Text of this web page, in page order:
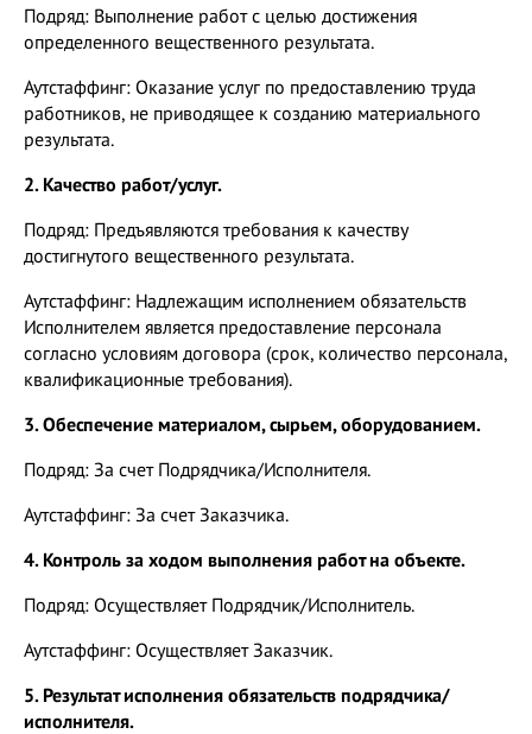
Подряд: Выполнение работ с целью достижения
определенного вещественного результата.
Аутстаффинг: Оказание услуг по предоставлению труда
работников, не приводящее к созданию материального
результата.
2. Качество работ/услуг.
Подряд: Предъявляются требования к качеству
достигнутого вещественного результата.
Аутстаффинг: Надлежащим исполнением обязательств
Исполнителем является предоставление персонала
согласно условиям договора (срок, количество персонала,
квалификационные требования).
3. Обеспечение материалом, сырьем, оборудованием.
Подряд: За счет Подрядчика/Исполнителя.
Аутстаффинг: За счет Заказчика.
4. Контроль за ходом выполнения работ на объекте.
Подряд: Осуществляет Подрядчик/Исполнитель.
Аутстаффинг: Осуществляет Заказчик.
5. Результат исполнения обязательств подрядчика/
исполнителя.